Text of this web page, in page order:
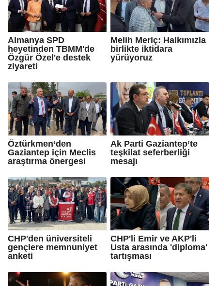
Almanya SPD
heyetinden TBMM'de
Özgür Özel'e destek
ziyareti
Melih Meriç: Halkımızla
birlikte iktidara
yürüyoruz
Öztürkmen’den
Gaziantep için Meclis
araştırma önergesi
Ak Parti Gaziantep’te
teşkilat seferberliği
mesajı
CHP'den üniversiteli
gençlere memnuniyet
anketi
CHP'li Emir ve AKP'li
Usta arasında 'diploma'
tartışması